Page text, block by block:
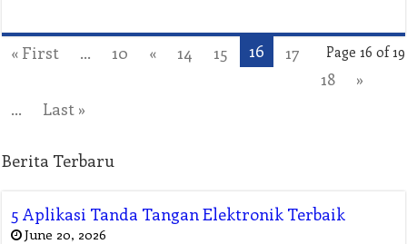
Page 16 of 19
« First ... 10 « 14 15 16
17
18
»
...
Last »
Berita Terbaru
5 Aplikasi Tanda Tangan Elektronik Terbaik
June 20, 2026